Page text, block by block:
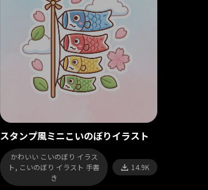
スタンプ風ミニこいのぼりイラスト
かわいい こいのぼり イラス
ト, こいのぼり イラスト 手書
き
14.9K